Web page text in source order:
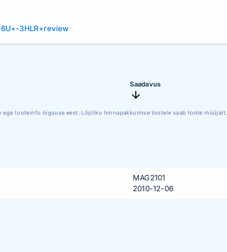
3HLR+review
Saadavus
tooteinfo õigsuse eest. Lõpliku hinnapakkumise tootele saab toote müüjalt.
MAG2101
2010-12-06